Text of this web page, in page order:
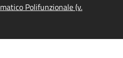
Polifunzionale (v.